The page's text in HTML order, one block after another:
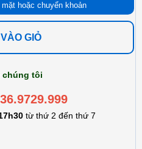
hoặc chuyển khoản
GIỎ
chúng tôi
từ thứ 2 đến thứ 7